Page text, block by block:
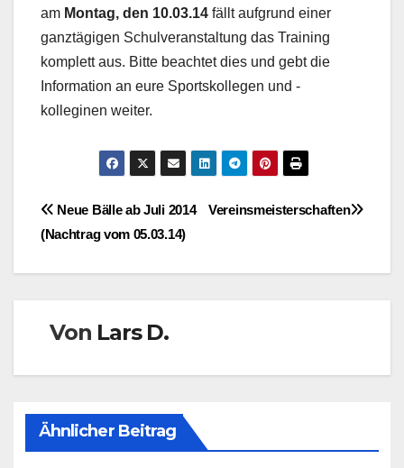
am Montag, den 10.03.14 fällt aufgrund einer
ganztägigen Schulveranstaltung das Training
komplett aus. Bitte beachtet dies und gebt die
Information an eure Sportskollegen und -
kolleginen weiter.
Beitragsnavigation
Vereinsmeisterschaften
Neue Bälle ab Juli 2014
(Nachtrag vom 05.03.14)
Von Lars D.
Ähnlicher Beitrag